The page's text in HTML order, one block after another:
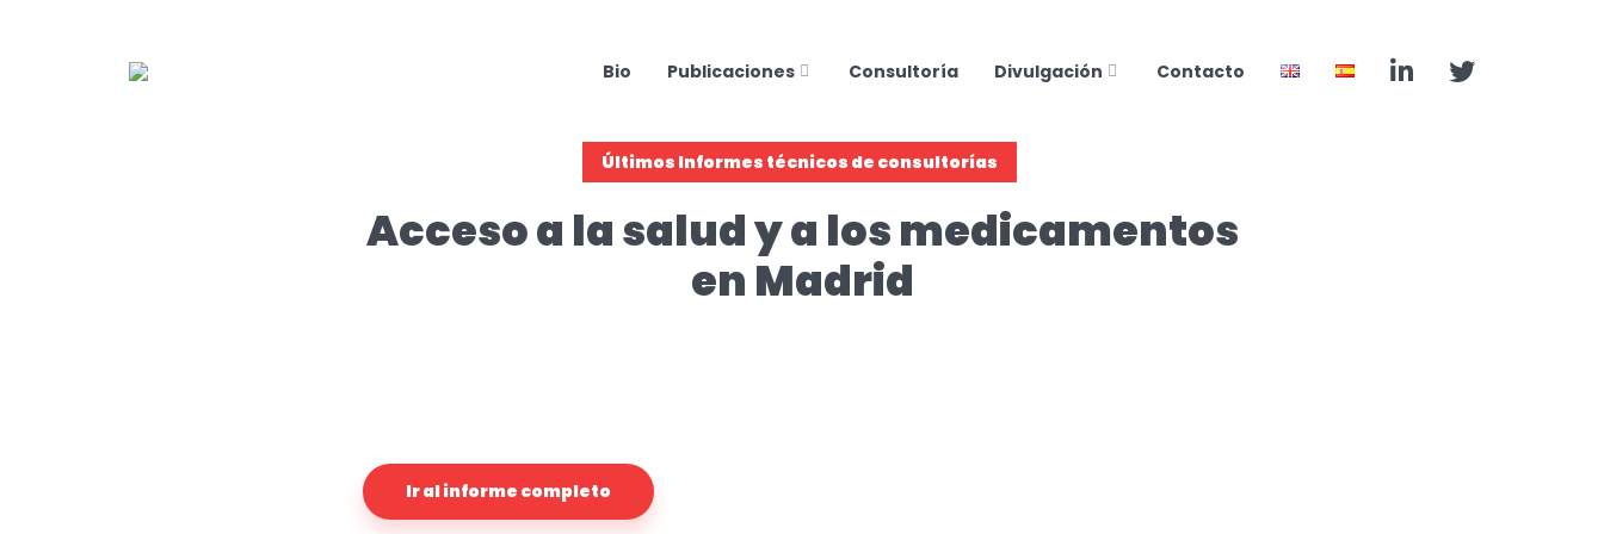
Bio Publicaciones Consultoría Divulgación Contacto
Últimos Informes técnicos de consultorías
Acceso a la salud y a los medicamentos
en Madrid
Ir al informe completo